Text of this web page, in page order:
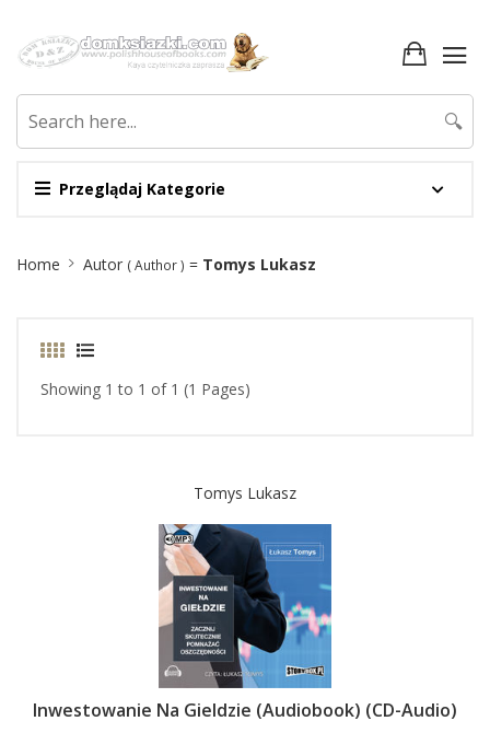
Przeglądaj Kategorie
🔍
Breadcrumb
Home Autor ( Author ) = Tomys Lukasz
Showing 1 to 1 of 1 (1 Pages)
Tomys Lukasz
Inwestowanie Na Gieldzie (Audiobook) (CD-Audio)